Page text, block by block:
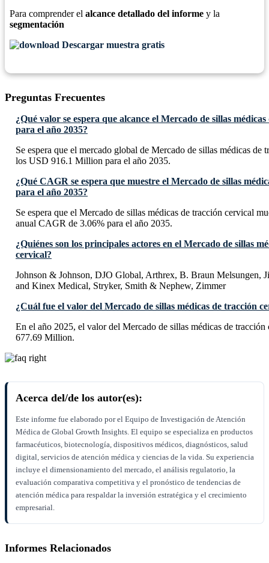
Para comprender el alcance detallado del informe y la
segmentación
Descargar muestra gratis
Preguntas Frecuentes
¿Qué valor se espera que alcance el Mercado de sillas
para el año 2035?
Se espera que el mercado global de Mercado de sillas médicas de
los USD 916.1 Million para el año 2035.
¿Qué CAGR se espera que muestre el Mercado de sillas
para el año 2035?
Se espera que el Mercado de sillas médicas de tracción cervical
anual CAGR de 3.06% para el año 2035.
¿Quiénes son los principales actores en el Mercado de sillas
cervical?
Johnson & Johnson, DJO Global, Arthrex, B. Braun Melsungen,
and Kinex Medical, Stryker, Smith & Nephew, Zimmer
¿Cuál fue el valor del Mercado de sillas médicas de tracción
En el año 2025, el valor del Mercado de sillas médicas de
677.69 Million.
Acerca del/de los autor(es):
Este informe fue elaborado por el Equipo de Investigación de Atención
Médica de Global Growth Insights. El equipo se especializa en productos
farmacéuticos, biotecnología, dispositivos médicos, diagnósticos, salud
digital, servicios de atención médica y ciencias de la vida. Su experiencia
incluye el dimensionamiento del mercado, el análisis regulatorio, la
evaluación comparativa competitiva y el pronóstico de tendencias de
atención médica para respaldar la inversión estratégica y el crecimiento
empresarial.
Informes Relacionados